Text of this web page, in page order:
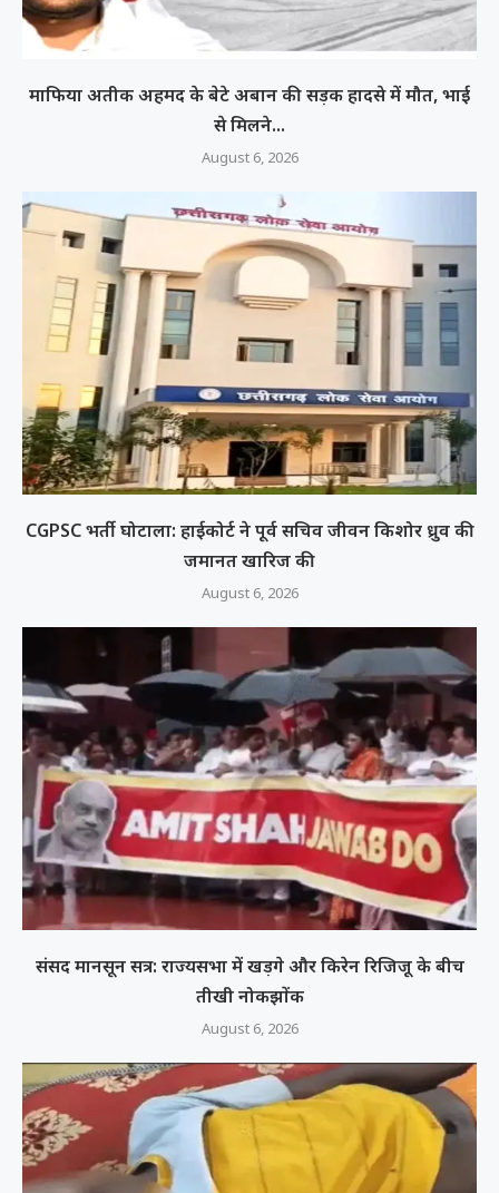
माफिया अतीक अहमद के बेटे अबान की सड़क हादसे में मौत, भाई
से मिलने...
August 6, 2026
CGPSC भर्ती घोटाला: हाईकोर्ट ने पूर्व सचिव जीवन किशोर ध्रुव की
जमानत खारिज की
August 6, 2026
संसद मानसून सत्र: राज्यसभा में खड़गे और किरेन रिजिजू के बीच
तीखी नोकझोंक
August 6, 2026